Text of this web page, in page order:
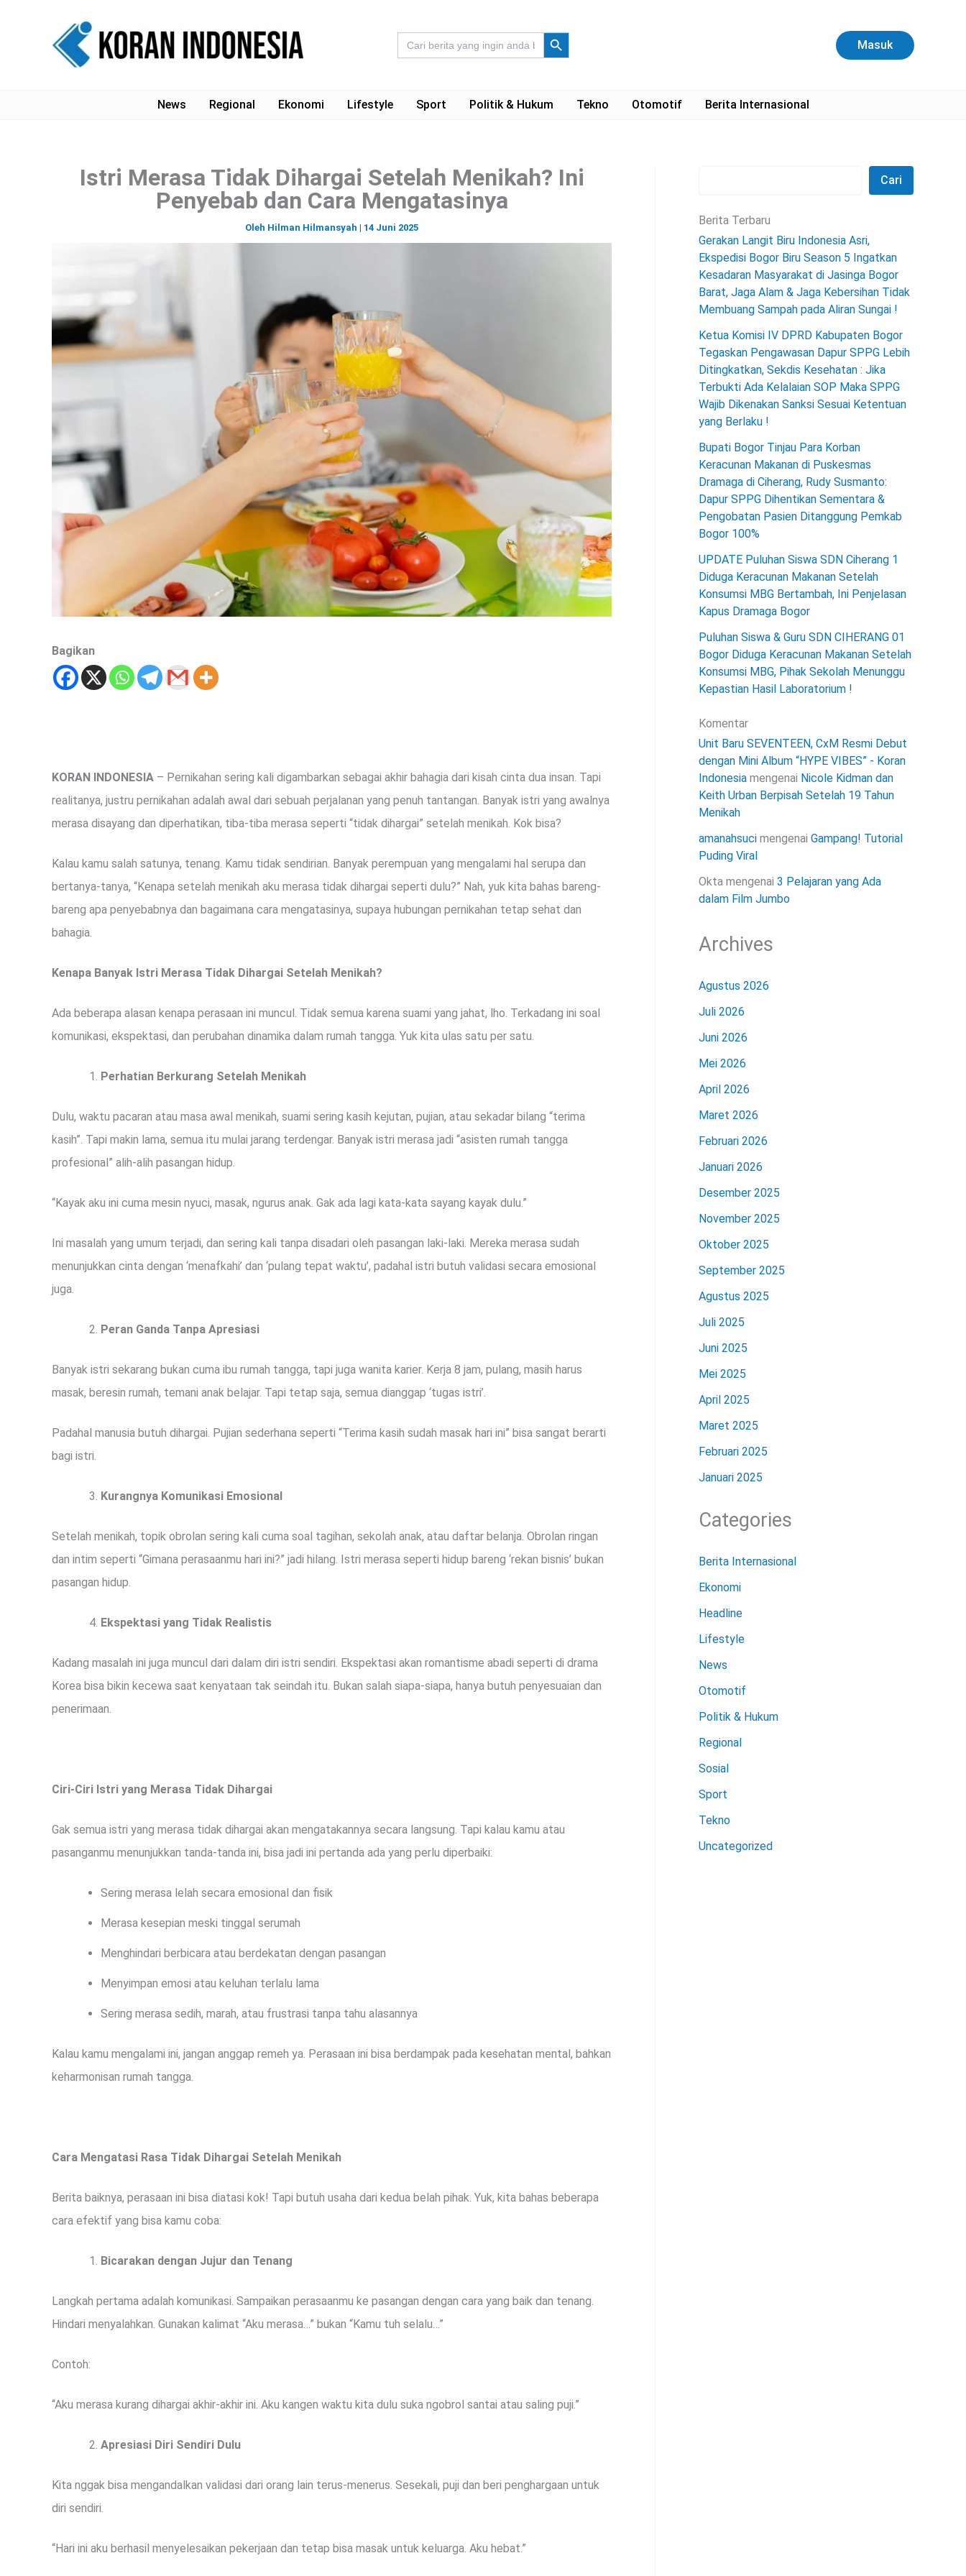
Search
for:
Search Button
Masuk
News Regional Ekonomi Lifestyle Sport Politik & Hukum Tekno Otomotif Berita Internasional
Istri Merasa Tidak Dihargai Setelah Menikah? Ini
Penyebab dan Cara Mengatasinya
Oleh Hilman Hilmansyah | 14 Juni 2025
Bagikan
KORAN INDONESIA – Pernikahan sering kali digambarkan sebagai akhir bahagia dari kisah cinta dua insan. Tapi
realitanya, justru pernikahan adalah awal dari sebuah perjalanan yang penuh tantangan. Banyak istri yang awalnya
merasa disayang dan diperhatikan, tiba-tiba merasa seperti “tidak dihargai” setelah menikah. Kok bisa?
Kalau kamu salah satunya, tenang. Kamu tidak sendirian. Banyak perempuan yang mengalami hal serupa dan
bertanya-tanya, “Kenapa setelah menikah aku merasa tidak dihargai seperti dulu?” Nah, yuk kita bahas bareng-
bareng apa penyebabnya dan bagaimana cara mengatasinya, supaya hubungan pernikahan tetap sehat dan
bahagia.
Kenapa Banyak Istri Merasa Tidak Dihargai Setelah Menikah?
Ada beberapa alasan kenapa perasaan ini muncul. Tidak semua karena suami yang jahat, lho. Terkadang ini soal
komunikasi, ekspektasi, dan perubahan dinamika dalam rumah tangga. Yuk kita ulas satu per satu.
Perhatian Berkurang Setelah Menikah
Dulu, waktu pacaran atau masa awal menikah, suami sering kasih kejutan, pujian, atau sekadar bilang “terima
kasih”. Tapi makin lama, semua itu mulai jarang terdengar. Banyak istri merasa jadi “asisten rumah tangga
profesional” alih-alih pasangan hidup.
“Kayak aku ini cuma mesin nyuci, masak, ngurus anak. Gak ada lagi kata-kata sayang kayak dulu.”
Ini masalah yang umum terjadi, dan sering kali tanpa disadari oleh pasangan laki-laki. Mereka merasa sudah
menunjukkan cinta dengan ‘menafkahi’ dan ‘pulang tepat waktu’, padahal istri butuh validasi secara emosional
juga.
Peran Ganda Tanpa Apresiasi
Banyak istri sekarang bukan cuma ibu rumah tangga, tapi juga wanita karier. Kerja 8 jam, pulang, masih harus
masak, beresin rumah, temani anak belajar. Tapi tetap saja, semua dianggap ‘tugas istri’.
Padahal manusia butuh dihargai. Pujian sederhana seperti “Terima kasih sudah masak hari ini” bisa sangat berarti
bagi istri.
Kurangnya Komunikasi Emosional
Setelah menikah, topik obrolan sering kali cuma soal tagihan, sekolah anak, atau daftar belanja. Obrolan ringan
dan intim seperti “Gimana perasaanmu hari ini?” jadi hilang. Istri merasa seperti hidup bareng ‘rekan bisnis’ bukan
pasangan hidup.
Ekspektasi yang Tidak Realistis
Kadang masalah ini juga muncul dari dalam diri istri sendiri. Ekspektasi akan romantisme abadi seperti di drama
Korea bisa bikin kecewa saat kenyataan tak seindah itu. Bukan salah siapa-siapa, hanya butuh penyesuaian dan
penerimaan.
Ciri-Ciri Istri yang Merasa Tidak Dihargai
Gak semua istri yang merasa tidak dihargai akan mengatakannya secara langsung. Tapi kalau kamu atau
pasanganmu menunjukkan tanda-tanda ini, bisa jadi ini pertanda ada yang perlu diperbaiki:
Sering merasa lelah secara emosional dan fisik
Merasa kesepian meski tinggal serumah
Menghindari berbicara atau berdekatan dengan pasangan
Menyimpan emosi atau keluhan terlalu lama
Sering merasa sedih, marah, atau frustrasi tanpa tahu alasannya
Kalau kamu mengalami ini, jangan anggap remeh ya. Perasaan ini bisa berdampak pada kesehatan mental, bahkan
keharmonisan rumah tangga.
Cara Mengatasi Rasa Tidak Dihargai Setelah Menikah
Berita baiknya, perasaan ini bisa diatasi kok! Tapi butuh usaha dari kedua belah pihak. Yuk, kita bahas beberapa
cara efektif yang bisa kamu coba:
Bicarakan dengan Jujur dan Tenang
Langkah pertama adalah komunikasi. Sampaikan perasaanmu ke pasangan dengan cara yang baik dan tenang.
Hindari menyalahkan. Gunakan kalimat “Aku merasa…” bukan “Kamu tuh selalu…”
Contoh:
“Aku merasa kurang dihargai akhir-akhir ini. Aku kangen waktu kita dulu suka ngobrol santai atau saling puji.”
Apresiasi Diri Sendiri Dulu
Kita nggak bisa mengandalkan validasi dari orang lain terus-menerus. Sesekali, puji dan beri penghargaan untuk
diri sendiri.
“Hari ini aku berhasil menyelesaikan pekerjaan dan tetap bisa masak untuk keluarga. Aku hebat.”
Cari
Berita Terbaru
Gerakan Langit Biru Indonesia Asri,
Ekspedisi Bogor Biru Season 5 Ingatkan
Kesadaran Masyarakat di Jasinga Bogor
Barat, Jaga Alam & Jaga Kebersihan Tidak
Membuang Sampah pada Aliran Sungai !
Ketua Komisi IV DPRD Kabupaten Bogor
Tegaskan Pengawasan Dapur SPPG Lebih
Ditingkatkan, Sekdis Kesehatan : Jika
Terbukti Ada Kelalaian SOP Maka SPPG
Wajib Dikenakan Sanksi Sesuai Ketentuan
yang Berlaku !
Bupati Bogor Tinjau Para Korban
Keracunan Makanan di Puskesmas
Dramaga di Ciherang, Rudy Susmanto:
Dapur SPPG Dihentikan Sementara &
Pengobatan Pasien Ditanggung Pemkab
Bogor 100%
UPDATE Puluhan Siswa SDN Ciherang 1
Diduga Keracunan Makanan Setelah
Konsumsi MBG Bertambah, Ini Penjelasan
Kapus Dramaga Bogor
Puluhan Siswa & Guru SDN CIHERANG 01
Bogor Diduga Keracunan Makanan Setelah
Konsumsi MBG, Pihak Sekolah Menunggu
Kepastian Hasil Laboratorium !
Komentar
Unit Baru SEVENTEEN, CxM Resmi Debut
dengan Mini Album “HYPE VIBES” - Koran
Indonesia mengenai Nicole Kidman dan
Keith Urban Berpisah Setelah 19 Tahun
Menikah
amanahsuci mengenai Gampang! Tutorial
Puding Viral
Okta mengenai 3 Pelajaran yang Ada
dalam Film Jumbo
Archives
Agustus 2026
Juli 2026
Juni 2026
Mei 2026
April 2026
Maret 2026
Februari 2026
Januari 2026
Desember 2025
November 2025
Oktober 2025
September 2025
Agustus 2025
Juli 2025
Juni 2025
Mei 2025
April 2025
Maret 2025
Februari 2025
Januari 2025
Categories
Berita Internasional
Ekonomi
Headline
Lifestyle
News
Otomotif
Politik & Hukum
Regional
Sosial
Sport
Tekno
Uncategorized